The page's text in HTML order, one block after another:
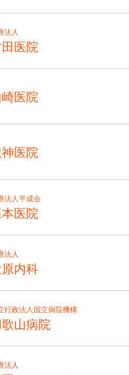
法人
医院
医院
医院
法人平成会
医院
法人
内科
行政法人国立病院機構
山病院
法人